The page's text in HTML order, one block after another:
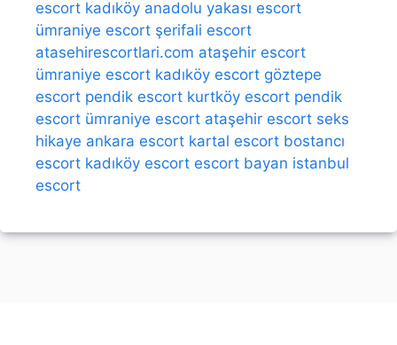
escort kadıköy anadolu yakası escort
ümraniye escort şerifali escort
atasehirescortlari.com ataşehir escort
ümraniye escort kadıköy escort göztepe
escort pendik escort kurtköy escort pendik
escort ümraniye escort ataşehir escort seks
hikaye ankara escort kartal escort bostancı
escort kadıköy escort escort bayan istanbul
escort